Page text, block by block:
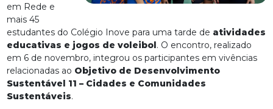
em Rede e
mais 45
estudantes do Colégio Inove para uma tarde de atividades
educativas e jogos de voleibol. O encontro, realizado
em 6 de novembro, integrou os participantes em vivências
relacionadas ao Objetivo de Desenvolvimento
Sustentável 11 – Cidades e Comunidades
Sustentáveis.